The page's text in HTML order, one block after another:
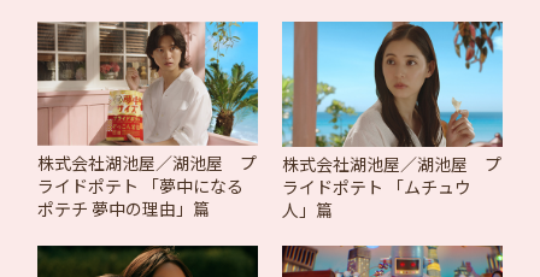
株式会社湖池屋／湖池屋 プ
ライドポテト 「夢中になる
ポテチ 夢中の理由」篇
株式会社湖池屋／湖池屋 プ
ライドポテト 「ムチュウ
人」篇